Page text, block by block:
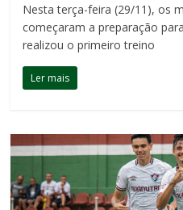
Nesta terça-feira (29/11), os
começaram a preparação
realizou o primeiro treino
Ler mais